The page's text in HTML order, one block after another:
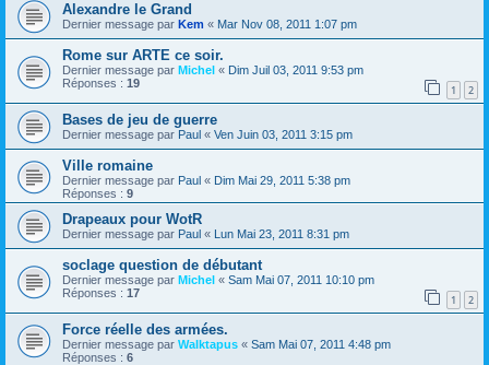
Alexandre le Grand
Dernier message par Kem « Mar Nov 08, 2011 1:07 pm
Rome sur ARTE ce soir.
Dernier message par Michel « Dim Juil 03, 2011 9:53 pm
Réponses : 19 1 2
Bases de jeu de guerre
Dernier message par Paul « Ven Juin 03, 2011 3:15 pm
Ville romaine
Dernier message par Paul « Dim Mai 29, 2011 5:38 pm
Réponses : 9
Drapeaux pour WotR
Dernier message par Paul « Lun Mai 23, 2011 8:31 pm
soclage question de débutant
Dernier message par Michel « Sam Mai 07, 2011 10:10 pm
Réponses : 17 1 2
Force réelle des armées.
Dernier message par Walktapus « Sam Mai 07, 2011 4:48 pm
Réponses : 6